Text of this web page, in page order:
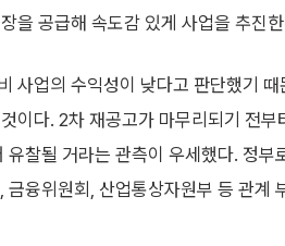
을 공급해 속도감 있게 사업을 추진
사업의 수익성이 낮다고 판단했기
이다. 2차 재공고가 마무리되기 전부
찰될 거라는 관측이 우세했다. 정부
융위원회, 산업통상자원부 등 관계